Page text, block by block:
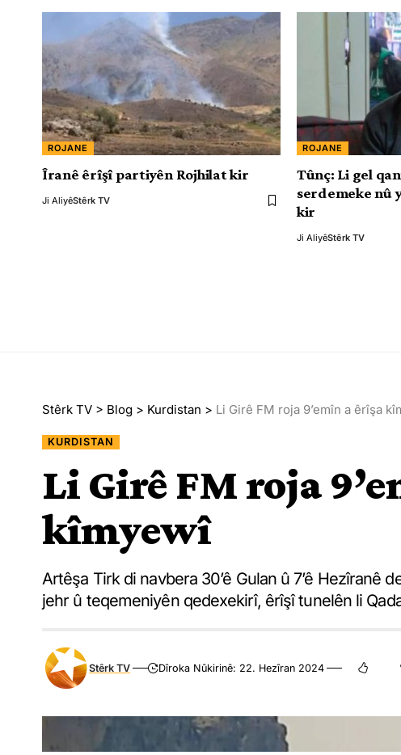
ROJANE
Îranê êrîşî partiyên Rojhilat kir
Ji AliyêStêrk TV
ROJANE
Tûnç: Li gel
serdemeke nû
kir
Ji AliyêStêrk TV
Stêrk TV > Blog > Kurdistan > Li Girê FM roja 9’emîn a êrîşa
KURDISTAN
Li Girê FM roja
kîmyewî
Artêşa Tirk di navbera 30’ê Gulan û 7’ê Hezîranê
jehr û teqemeniyên qedexekirî, êrîşî tunelên li
Stêrk TV Dîroka Nûkirinê: 22. Hezîran 2024